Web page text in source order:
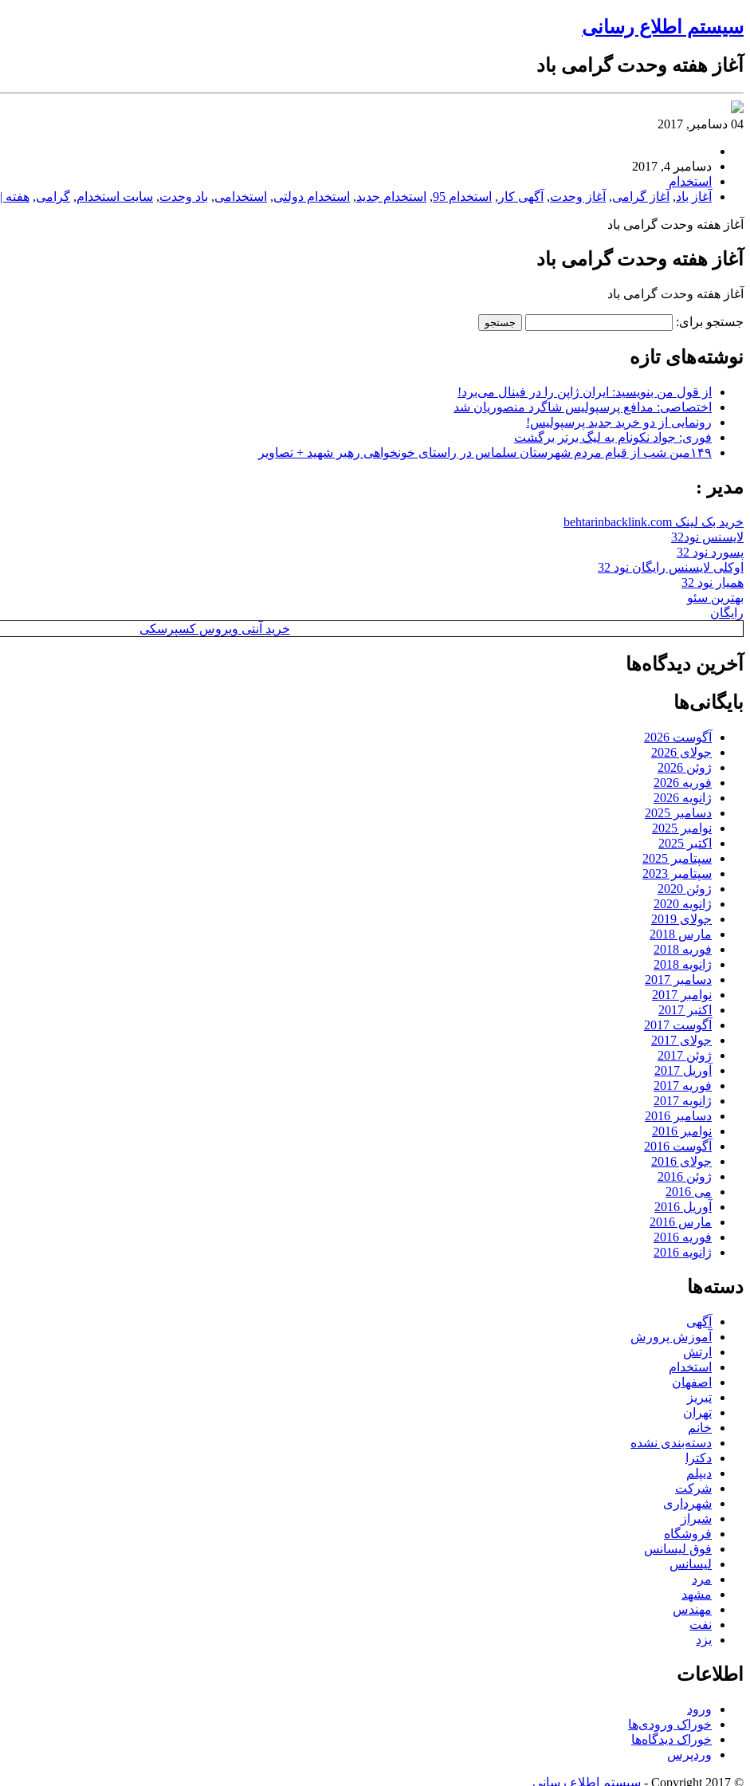
سیستم اطلاع رسانی
آغاز هفته وحدت گرامی باد
04 دسامبر, 2017
دسامبر 4, 2017
استخدام
آغاز باد, آغاز گرامی, آغاز وحدت, آگهی کار , استخدام 95 , استخدام جدید, استخدام دولتی, استخدامی, باد وحدت, سایت استخدام, گرامی, هفته |
آغاز هفته وحدت گرامی باد
آغاز هفته وحدت گرامی باد
آغاز هفته وحدت گرامی باد
جستجو برای:
نوشته‌های تازه
از قول من بنویسید: ایران ژاپن را در فینال می‌برد!
اختصاصی: مدافع پرسپولیس شاگرد منصوریان شد
رونمایی از دو خرید جدید پرسپولیس!
فوری: جواد نکونام به لیگ برتر برگشت
۱۴۹مین شب از قیام مردم شهرستان سلماس در راستای خونخواهی رهبر شهید + تصاویر
مدیر :
خرید بک لینک behtarinbacklink.com
لایسنس نود32
پسورد نود 32
اوکلی لایسنس رایگان نود 32
همیار نود 32
بهترین سئو
رایگان
خرید آنتی ویروس کسپرسکی
آخرین دیدگاه‌ها
بایگانی‌ها
آگوست 2026
جولای 2026
ژوئن 2026
فوریه 2026
ژانویه 2026
دسامبر 2025
نوامبر 2025
اکتبر 2025
سپتامبر 2025
سپتامبر 2023
ژوئن 2020
ژانویه 2020
جولای 2019
مارس 2018
فوریه 2018
ژانویه 2018
دسامبر 2017
نوامبر 2017
اکتبر 2017
آگوست 2017
جولای 2017
ژوئن 2017
آوریل 2017
فوریه 2017
ژانویه 2017
دسامبر 2016
نوامبر 2016
آگوست 2016
جولای 2016
ژوئن 2016
می 2016
آوریل 2016
مارس 2016
فوریه 2016
ژانویه 2016
دسته‌ها
آگهی
آموزش پرورش
ارتش
استخدام
اصفهان
تبریز
تهران
خانم
دسته‌بندی نشده
دکترا
دیپلم
شرکت
شهرداری
شیراز
فروشگاه
فوق لیسانس
لیسانس
مرد
مشهد
مهندس
نفت
یزد
اطلاعات
ورود
خوراک ورودی‌ها
خوراک دیدگاه‌ها
وردپرس
© Copyright 2017 - سیستم اطلاع رسانی